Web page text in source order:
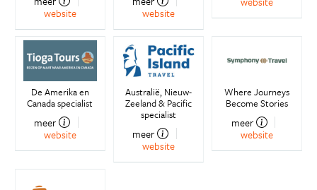
website
website
De Amerika en
Canada specialist
meer
website
Australië, Nieuw-
Zeeland & Pacific
specialist
meer
website
Where Journeys
Become Stories
meer
website